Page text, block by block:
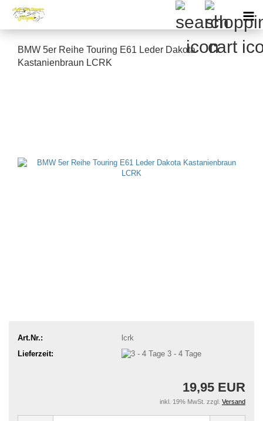
BMW 5er Reihe Touring E61 Leder Dakota
Kastanienbraun LCRK
Art.Nr.:
lcrk
Lieferzeit:
3 - 4 Tage
19,95 EUR
inkl. 19% MwSt. zzgl. Versand